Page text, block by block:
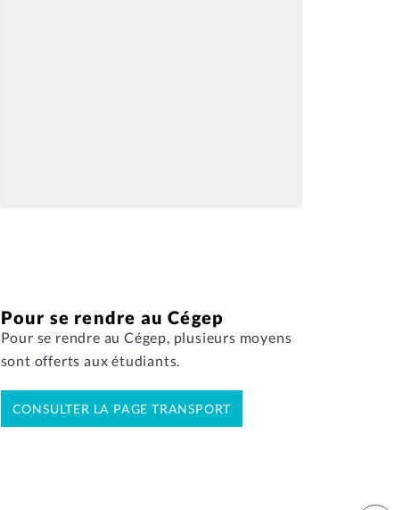
Pour se rendre au Cégep
Pour se rendre au Cégep, plusieurs moyens
sont offerts aux étudiants.
CONSULTER LA PAGE TRANSPORT